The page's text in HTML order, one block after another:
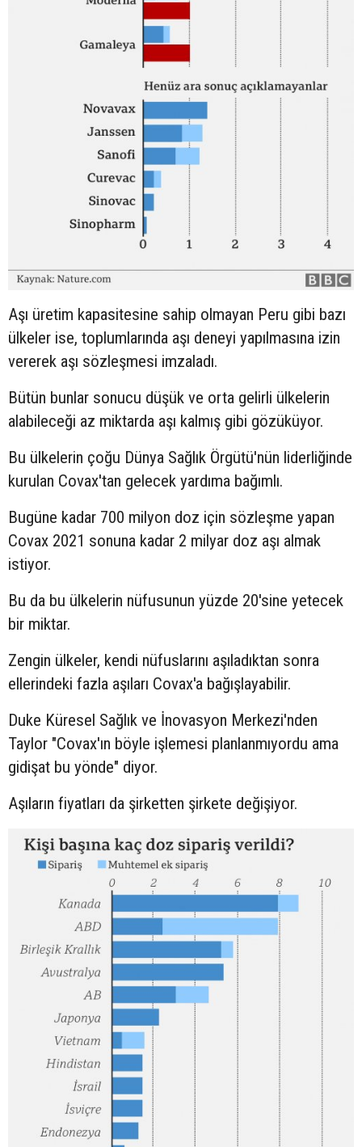
Aşı üretim kapasitesine sahip olmayan Peru gibi bazı
ülkeler ise, toplumlarında aşı deneyi yapılmasına izin
vererek aşı sözleşmesi imzaladı.
Bütün bunlar sonucu düşük ve orta gelirli ülkelerin
alabileceği az miktarda aşı kalmış gibi gözüküyor.
Bu ülkelerin çoğu Dünya Sağlık Örgütü'nün liderliğinde
kurulan Covax'tan gelecek yardıma bağımlı.
Bugüne kadar 700 milyon doz için sözleşme yapan
Covax 2021 sonuna kadar 2 milyar doz aşı almak
istiyor.
Bu da bu ülkelerin nüfusunun yüzde 20'sine yetecek
bir miktar.
Zengin ülkeler, kendi nüfuslarını aşıladıktan sonra
ellerindeki fazla aşıları Covax'a bağışlayabilir.
Duke Küresel Sağlık ve İnovasyon Merkezi'nden
Taylor "Covax'ın böyle işlemesi planlanmıyordu ama
gidişat bu yönde" diyor.
Aşıların fiyatları da şirketten şirkete değişiyor.